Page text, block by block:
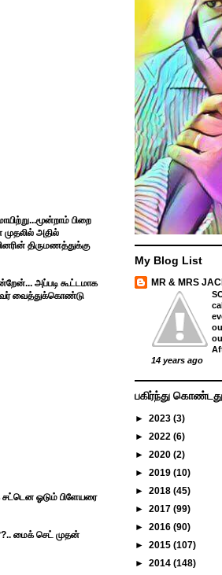
பிறை
அதில்
திருமணத்துக்கு
அப்படி கூட்டமாக
வைத்துக்கொண்டு
சட்டென ஓடும் பிளேயரை
மைக் செட் முதன்
My Blog List
MR & MRS
14 years ago
பகிர்ந்து கொண்டது
► 2023 (3)
► 2022 (6)
► 2020 (2)
► 2019 (10)
► 2018 (45)
► 2017 (99)
► 2016 (90)
► 2015 (107)
► 2014 (148)